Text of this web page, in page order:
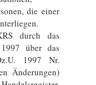
die einer
durch das
über das
1997 Nr.
Änderungen)